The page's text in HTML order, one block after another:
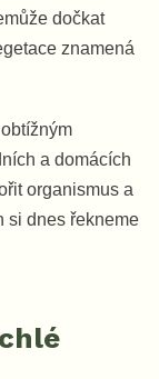
dočkat
znamená
a domácích
organismus a
si dnes řekneme